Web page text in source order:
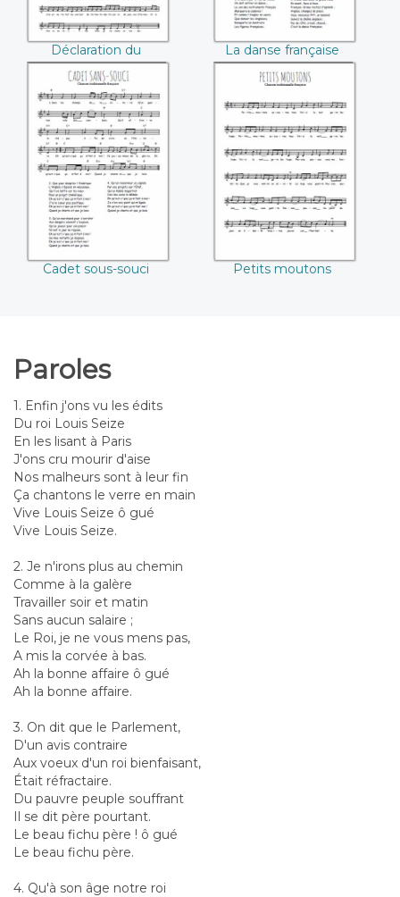
Déclaration du
pâtissier
La danse française
Cadet sous-souci
Cadet sous-souci
Petits moutons
Petits moutons
Paroles
1. Enfin j'ons vu les édits
Du roi Louis Seize
En les lisant à Paris
J'ons cru mourir d'aise
Nos malheurs sont à leur fin
Ça chantons le verre en main
Vive Louis Seize ô gué
Vive Louis Seize.
2. Je n'irons plus au chemin
Comme à la galère
Travailler soir et matin
Sans aucun salaire ;
Le Roi, je ne vous mens pas,
A mis la corvée à bas.
Ah la bonne affaire ô gué
Ah la bonne affaire.
3. On dit que le Parlement,
D'un avis contraire
Aux voeux d'un roi bienfaisant,
Était réfractaire.
Du pauvre peuple souffrant
Il se dit père pourtant.
Le beau fichu père ! ô gué
Le beau fichu père.
4. Qu'à son âge notre roi